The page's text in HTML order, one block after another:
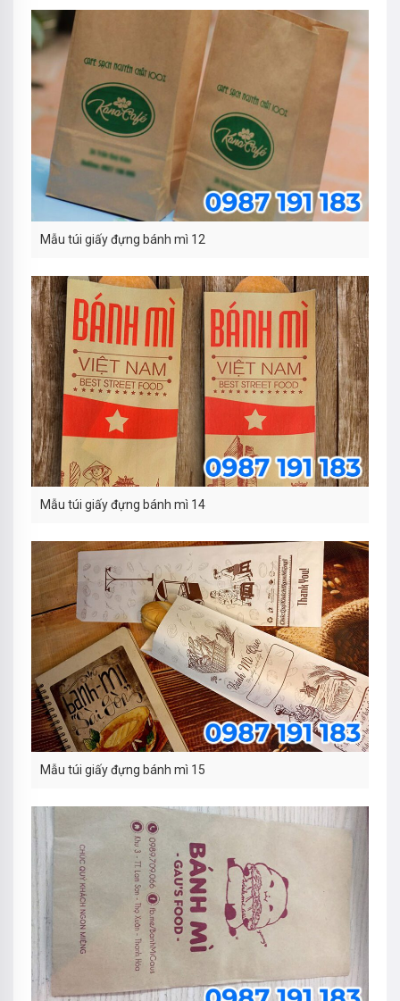
Mẫu túi giấy đựng bánh mì 12
Mẫu túi giấy đựng bánh mì 14
Mẫu túi giấy đựng bánh mì 15